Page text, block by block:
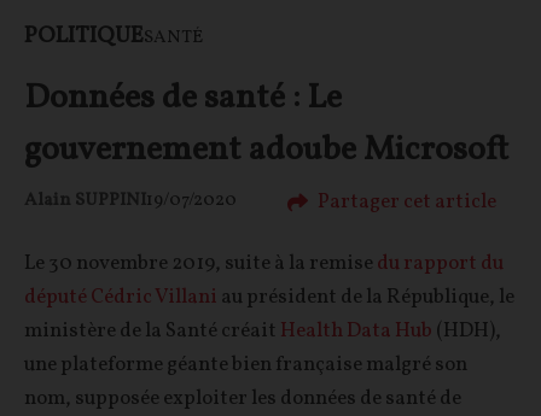
POLITIQUESANTÉ
Données de santé : Le
gouvernement adoube Microsoft
Alain SUPPINI19/07/2020 Partager cet article
Le 30 novembre 2019, suite à la remise du rapport du
député Cédric Villani au président de la République, le
ministère de la Santé créait Health Data Hub (HDH),
une plateforme géante bien française malgré son
nom, supposée exploiter les données de santé de